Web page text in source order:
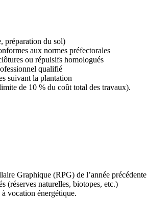
préparation du sol)
aux normes préfectorales
ou répulsifs homologués
qualifié
suivant la plantation
de 10 % du coût total des travaux).
Graphique (RPG) de l’année précédente
(réserves naturelles, biotopes, etc.)
vocation énergétique.